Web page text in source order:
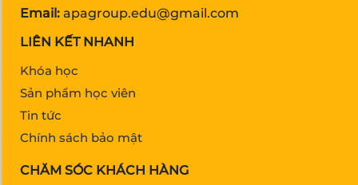
Email: apagroup.edu@gmail.com
LIÊN KẾT NHANH
Khóa học
Sản phẩm học viên
Tin tức
Chính sách bảo mật
CHĂM SÓC KHÁCH HÀNG